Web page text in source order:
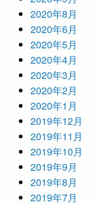
2020年8月
2020年6月
2020年5月
2020年4月
2020年3月
2020年2月
2020年1月
2019年12月
2019年11月
2019年10月
2019年9月
2019年8月
2019年7月